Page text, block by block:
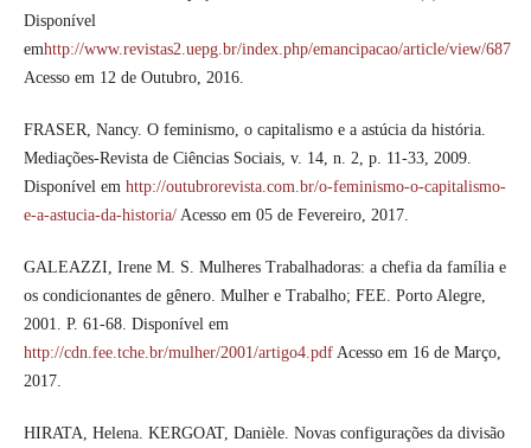
Disponível
emhttp://www.revistas2.uepg.br/index.php/emancipacao/article/view/687
Acesso em 12 de Outubro, 2016.
FRASER, Nancy. O feminismo, o capitalismo e a astúcia da história.
Mediações-Revista de Ciências Sociais, v. 14, n. 2, p. 11-33, 2009.
Disponível em http://outubrorevista.com.br/o-feminismo-o-capitalismo-
e-a-astucia-da-historia/Acesso em 05 de Fevereiro, 2017.
GALEAZZI, Irene M. S. Mulheres Trabalhadoras: a chefia da família e
os condicionantes de gênero. Mulher e Trabalho; FEE. Porto Alegre,
2001. P. 61-68. Disponível em
http://cdn.fee.tche.br/mulher/2001/artigo4.pdfAcesso em 16 de Março,
2017.
HIRATA, Helena. KERGOAT, Danièle. Novas configurações da divisão